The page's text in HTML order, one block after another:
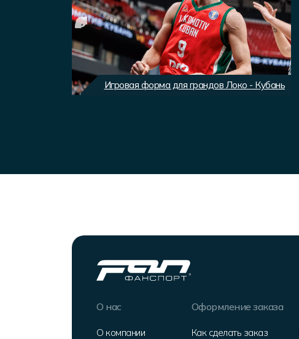
Игровая форма для грандов Локо - Кубань
О нас
О компании
Оформление заказа
Как сделать заказ